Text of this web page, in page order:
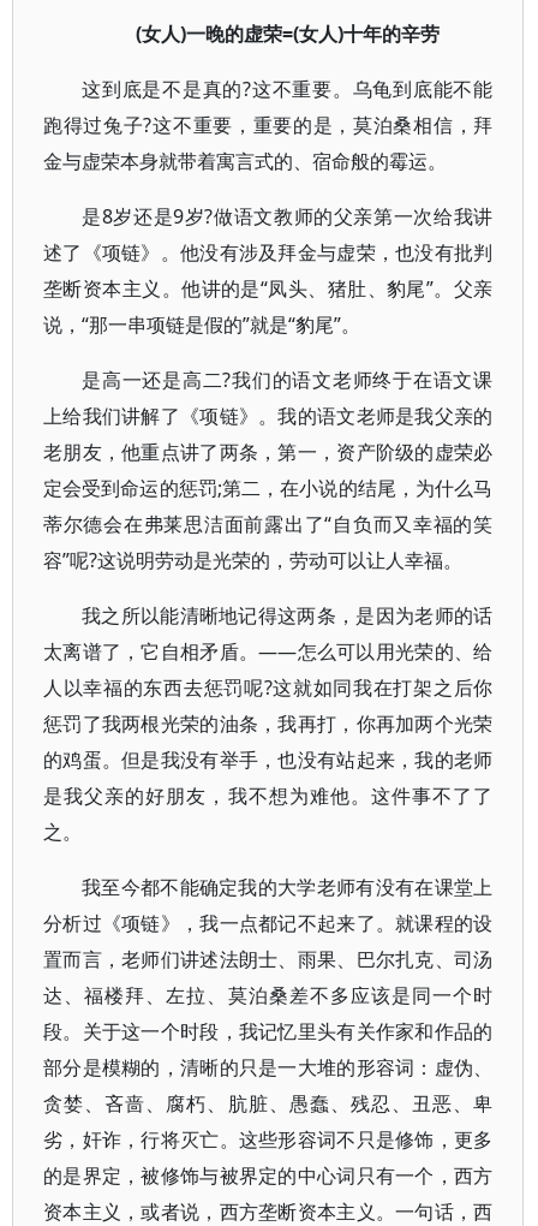
(女人)一晚的虚荣=(女人)十年的辛劳
这到底是不是真的?这不重要。乌龟到底能不能
跑得过兔子?这不重要，重要的是，莫泊桑相信，拜
金与虚荣本身就带着寓言式的、宿命般的霉运。
是8岁还是9岁?做语文教师的父亲第一次给我讲
述了《项链》。他没有涉及拜金与虚荣，也没有批判
垄断资本主义。他讲的是“凤头、猪肚、豹尾”。父亲
说，“那一串项链是假的”就是“豹尾”。
是高一还是高二?我们的语文老师终于在语文课
上给我们讲解了《项链》。我的语文老师是我父亲的
老朋友，他重点讲了两条，第一，资产阶级的虚荣必
定会受到命运的惩罚;第二，在小说的结尾，为什么马
蒂尔德会在弗莱思洁面前露出了“自负而又幸福的笑
容”呢?这说明劳动是光荣的，劳动可以让人幸福。
我之所以能清晰地记得这两条，是因为老师的话
太离谱了，它自相矛盾。——怎么可以用光荣的、给
人以幸福的东西去惩罚呢?这就如同我在打架之后你
惩罚了我两根光荣的油条，我再打，你再加两个光荣
的鸡蛋。但是我没有举手，也没有站起来，我的老师
是我父亲的好朋友，我不想为难他。这件事不了了
之。
我至今都不能确定我的大学老师有没有在课堂上
分析过《项链》，我一点都记不起来了。就课程的设
置而言，老师们讲述法朗士、雨果、巴尔扎克、司汤
达、福楼拜、左拉、莫泊桑差不多应该是同一个时
段。关于这一个时段，我记忆里头有关作家和作品的
部分是模糊的，清晰的只是一大堆的形容词：虚伪、
贪婪、吝啬、腐朽、肮脏、愚蠢、残忍、丑恶、卑
劣，奸诈，行将灭亡。这些形容词不只是修饰，更多
的是界定，被修饰与被界定的中心词只有一个，西方
资本主义，或者说，西方垄断资本主义。一句话，西